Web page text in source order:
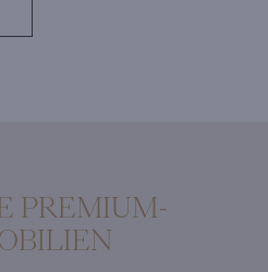
PREMIUM-